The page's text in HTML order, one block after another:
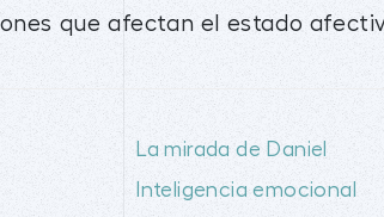
que afectan el estado
La mirada de Daniel
Inteligencia emocional